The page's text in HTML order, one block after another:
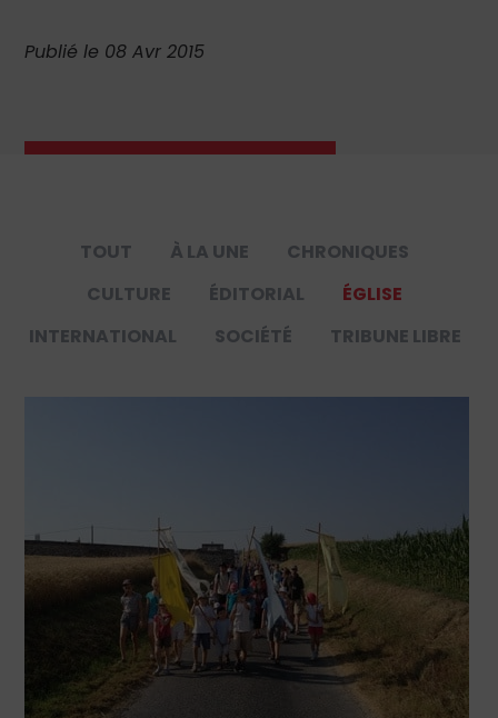
Publié le 08 Avr 2015
TOUT À LA UNE
CHRONIQUES
CULTURE
ÉDITORIAL
ÉGLISE
INTERNATIONAL
SOCIÉTÉ TRIBUNE LIBRE